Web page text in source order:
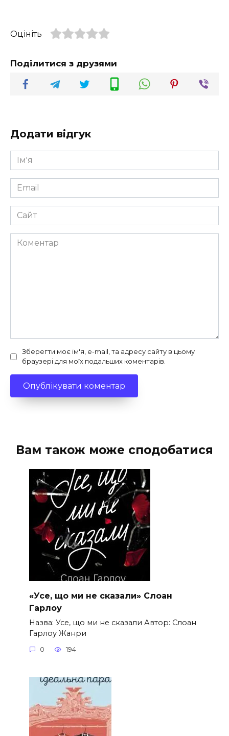
Оцініть
Поділитися з друзями
Додати відгук
Ім'я
*
Email
*
Сайт
Коментар
Зберегти моє ім'я, e-mail, та адресу сайту в цьому
браузері для моїх подальших коментарів.
Вам також може сподобатися
«Усе, що ми не сказали» Слоан
Гарлоу
Назва: Усе, що ми не сказали Автор: Слоан
Гарлоу Жанри
0 194